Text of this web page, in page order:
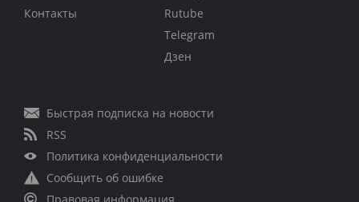
Контакты
Rutube
Telegram
Дзен
Быстрая подписка на новости
RSS
Политика конфиденциальности
Сообщить об ошибке